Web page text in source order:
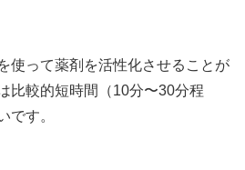
使って薬剤を活性化させることが
比較的短時間（10分〜30分程
です。